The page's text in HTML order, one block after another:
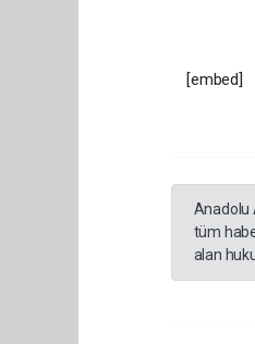
[embed]
Anadolu
tüm
alan